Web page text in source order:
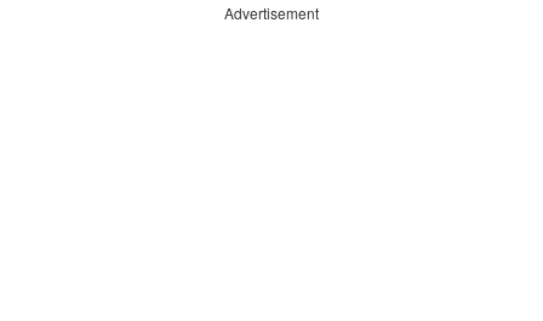
Advertisement